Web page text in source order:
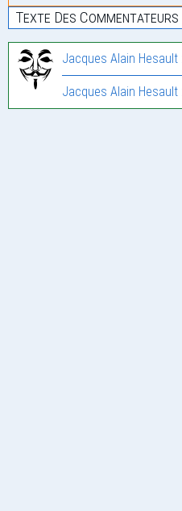
Texte Des Commentateurs
Jacques Alain Hesault
Jacques Alain Hesault